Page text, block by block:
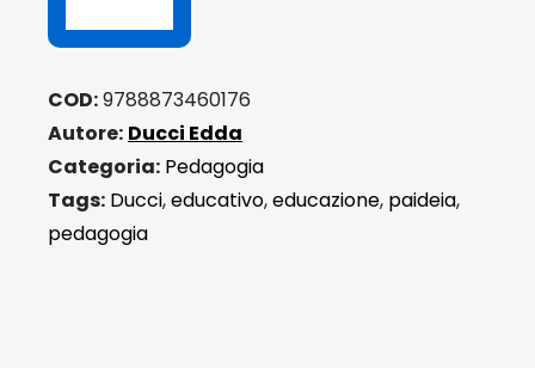
COD:9788873460176
Autore: Ducci Edda
Categoria: Pedagogia
Tags: Ducci,educativo,educazione, paideia,
pedagogia